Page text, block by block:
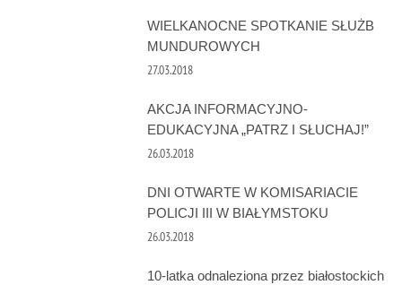
WIELKANOCNE SPOTKANIE SŁUŻB
MUNDUROWYCH
27.03.2018
AKCJA INFORMACYJNO-
EDUKACYJNA „PATRZ I SŁUCHAJ!”
26.03.2018
DNI OTWARTE W KOMISARIACIE
POLICJI III W BIAŁYMSTOKU
26.03.2018
10-latka odnaleziona przez białostockich